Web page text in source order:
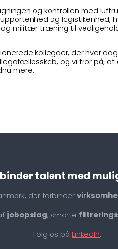
og kontrollen med
og logistikenhed,
og militær træning til
kollegaer, der hver
og vi tror på, at
mere.
talent med
der forbinder
jobopslag, smarte
Følg os på LinkedIn.